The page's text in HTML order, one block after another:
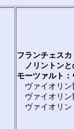
フランチェス
ノリントンと
モーツァルト
ヴァイオリン
ヴァイオリン
ヴァイオリン